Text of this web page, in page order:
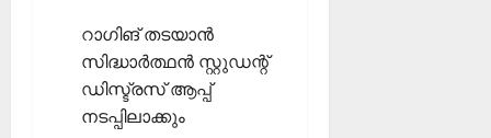
റാഗിങ് തടയാന്‍
സിദ്ധാര്‍ത്ഥന്‍ സ്റ്റുഡന്റ്
ഡിസ്ട്രസ് ആപ്പ്
നടപ്പിലാക്കും